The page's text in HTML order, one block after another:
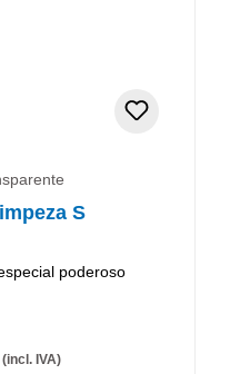
S
poderoso
(incl. IVA)